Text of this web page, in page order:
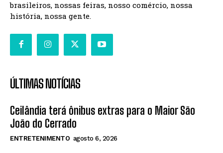
brasileiros, nossas feiras, nosso comércio, nossa
história, nossa gente.
ÚLTIMAS NOTÍCIAS
Ceilândia terá ônibus extras para o Maior São
João do Cerrado
ENTRETENIMENTO agosto 6, 2026